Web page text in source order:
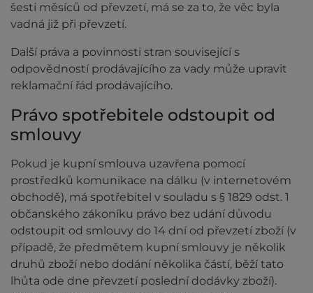
šesti měsíců od převzetí, má se za to, že věc byla
vadná již při převzetí.
Další práva a povinnosti stran související s
odpovědností prodávajícího za vady může upravit
reklamační řád prodávajícího.
Právo spotřebitele odstoupit od
smlouvy
Pokud je kupní smlouva uzavřena pomocí
prostředků komunikace na dálku (v internetovém
obchodě), má spotřebitel v souladu s § 1829 odst. 1
občanského zákoníku právo bez udání důvodu
odstoupit od smlouvy do 14 dní od převzetí zboží (v
případě, že předmětem kupní smlouvy je několik
druhů zboží nebo dodání několika částí, běží tato
lhůta ode dne převzetí poslední dodávky zboží).